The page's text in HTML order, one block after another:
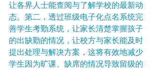
让各界人士能查阅与了解学校的最新动
态。第二，透过班级电子化点名系统完
善学生考勤系统，让家长清楚掌握孩子
的出缺勤的情况，让校方与家长能及时
提出处理与解决方案，这将有效地减少
学生因为旷课、缺席的情况导致留级的